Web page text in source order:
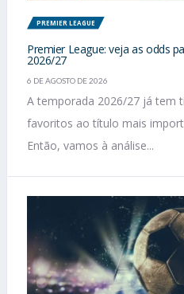
PREMIER LEAGUE
Premier League: veja as odds
2026/27
6 DE AGOSTO DE 2026
A temporada 2026/27 já tem
favoritos ao título mais
Então, vamos à análise...